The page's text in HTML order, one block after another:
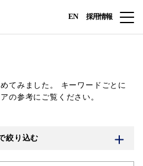
EN 採用情報
てみました。
キーワードごとに
の参考にご覧ください。
絞り込む